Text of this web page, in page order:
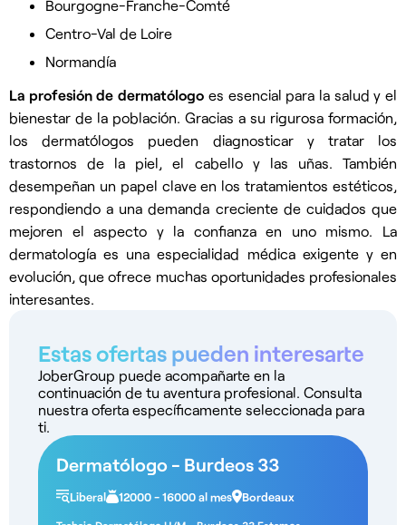
Bourgogne-Franche-Comté
Centro-Val de Loire
Normandía
La profesión de dermatólogo es esencial para la salud y el
bienestar de la población. Gracias a su rigurosa formación,
los dermatólogos pueden diagnosticar y tratar los
trastornos de la piel, el cabello y las uñas. También
desempeñan un papel clave en los tratamientos estéticos,
respondiendo a una demanda creciente de cuidados que
mejoren el aspecto y la confianza en uno mismo. La
dermatología es una especialidad médica exigente y en
evolución, que ofrece muchas oportunidades profesionales
interesantes.
Estas ofertas pueden interesarte
JoberGroup puede acompañarte en la
continuación de tu aventura profesional. Consulta
nuestra oferta específicamente seleccionada para
ti.
Dermatólogo - Burdeos 33
Liberal 12000 - 16000 al mes Bordeaux